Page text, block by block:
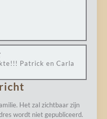
Patrick en Carla
Het zal zichtbaar zijn
wordt niet gepubliceerd.